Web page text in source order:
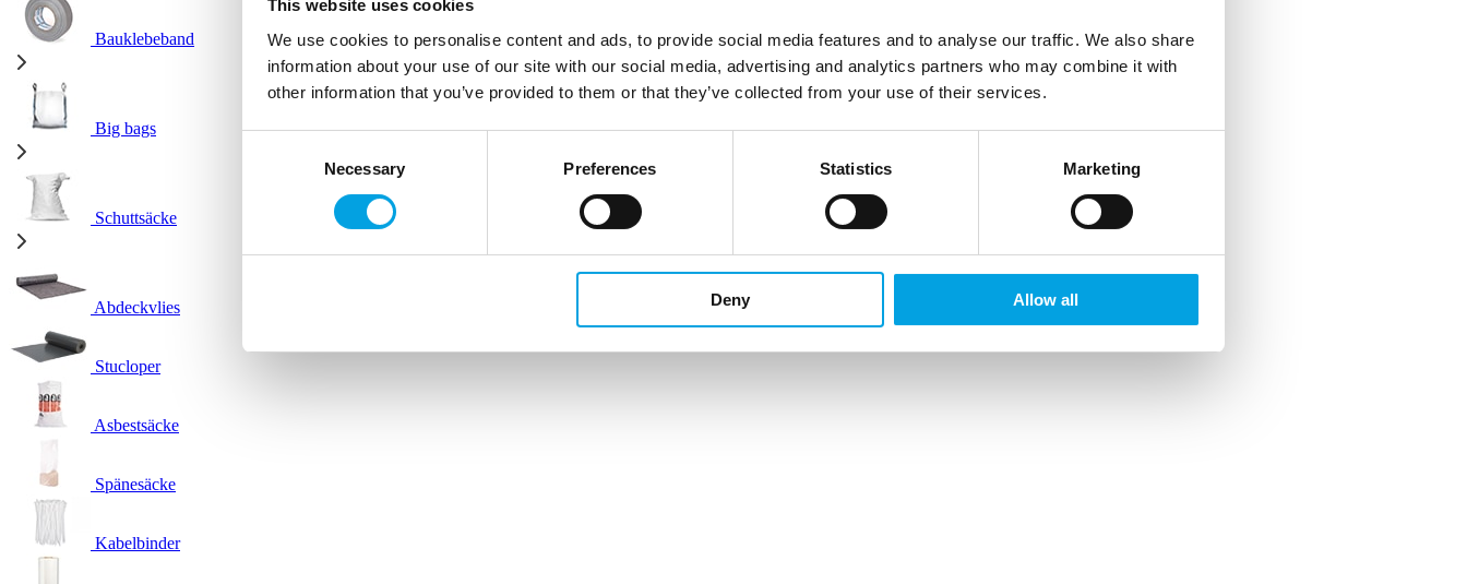
This website uses cookies
We use cookies to personalise content and ads, to provide social media features and to analyse our traffic. We also share
information about your use of our site with our social media, advertising and analytics partners who may combine it with
other information that you’ve provided to them or that they’ve collected from your use of their services.
Necessary Preferences Statistics Marketing
Deny Allow all
Bauklebeband
Big bags
Schuttsäcke
Abdeckvlies
Stucloper
Asbestsäcke
Spänesäcke
Kabelbinder